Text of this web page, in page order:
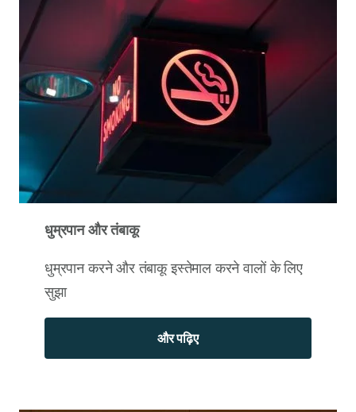
धुम्रपान और तंबाकू
धुम्रपान करने और तंबाकू इस्तेमाल करने वालों के लिए
सुझा
और पढ़िए